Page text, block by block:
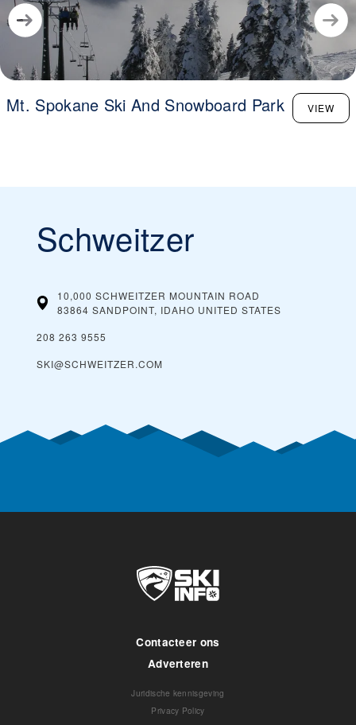
Mt. Spokane Ski And Snowboard Park VIEW
Schweitzer
10,000 SCHWEITZER MOUNTAIN ROAD
83864 SANDPOINT, IDAHO UNITED STATES
208 263 9555
SKI@SCHWEITZER.COM
Contacteer ons
Adverteren
Juridische kennisgeving
Privacy Policy